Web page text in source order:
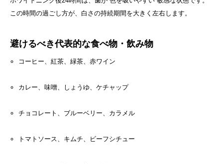
この時間の過ごし方が、白さの持続期間を大きく左右します。
避けるべき代表的な食べ物・飲み物
コーヒー、紅茶、緑茶、赤ワイン
カレー、味噌、しょうゆ、ケチャップ
チョコレート、ブルーベリー、カラメル
トマトソース、キムチ、ビーフシチュー